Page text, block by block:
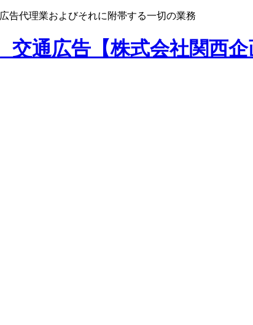
広告代理業およびそれに附帯する一切の業務